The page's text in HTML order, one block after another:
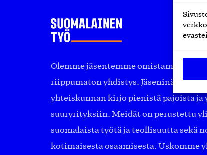
Olemme jäsentemme omistama
riippumaton yhdistys. Jäseninämme
yhteiskunnan kirjo pienistä pajoista
suuryrityksiin. Meidät on perustettu
suomalaista työtä ja teollisuutta sekä
kotimaisesta osaamisesta. Uskomme